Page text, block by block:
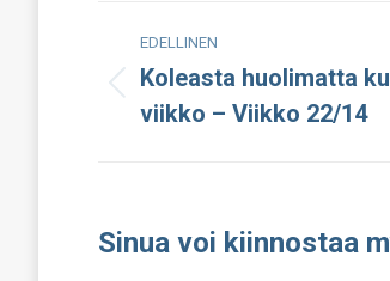
Post
navigation
EDELLINEN
julkaisu:
Koleasta huolimatta
viikko – Viikko 22/14
Sinua voi kiinnostaa